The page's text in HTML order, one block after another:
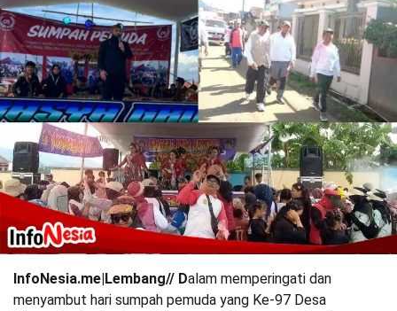
InfoNesia.me|Lembang// Dalam memperingati dan
menyambut hari sumpah pemuda yang Ke-97 Desa